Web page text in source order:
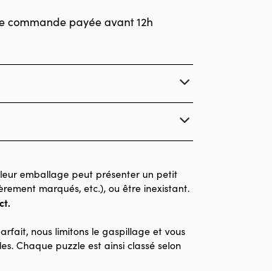
commande payée avant 12h
& Peace
partir de 6 ans (50 à 100 pièces)
pièces
leur emballage peut présenter un petit
marqués, etc.), ou être inexistant.
nous limitons le gaspillage et vous
Chaque puzzle est ainsi classé selon